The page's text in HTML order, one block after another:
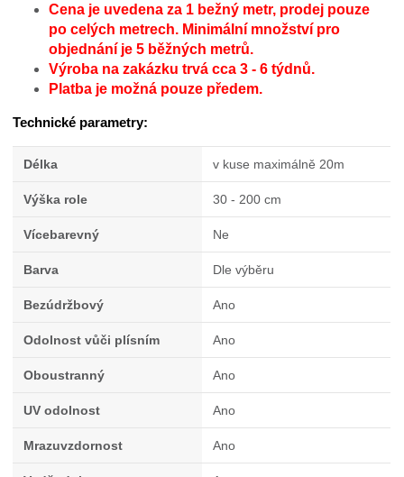
Cena je uvedena za 1 bežný metr, prodej pouze
po celých metrech. Minimální množství pro
objednání je 5 běžných metrů.
Výroba na zakázku trvá cca 3 - 6 týdnů.
Platba je možná pouze předem.
Technické parametry:
Délka v kuse maximálně 20m
Výška role 30 - 200 cm
Vícebarevný Ne
Barva Dle výběru
Bezúdržbový Ano
Odolnost vůči plísním Ano
Oboustranný Ano
UV odolnost Ano
Mrazuvzdornost Ano